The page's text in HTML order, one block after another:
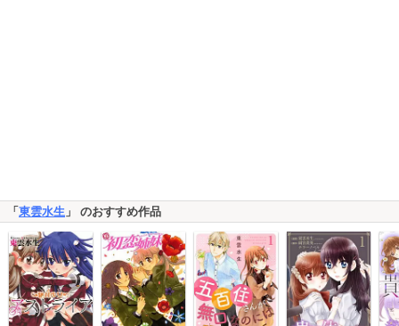
「東雲水生 」 のおすすめ作品